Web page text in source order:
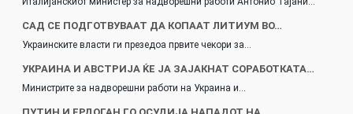
САД СЕ ПОДГОТВУВААТ ДА КОПААТ ЛИТИУМ ВО…
Украинските власти ги презедоа првите чекори за…
УКРАИНА И АВСТРИЈА ЌЕ ЈА ЗАЈАКНАТ СОРАБОТКАТА…
Министрите за надворешни работи на Украина и…